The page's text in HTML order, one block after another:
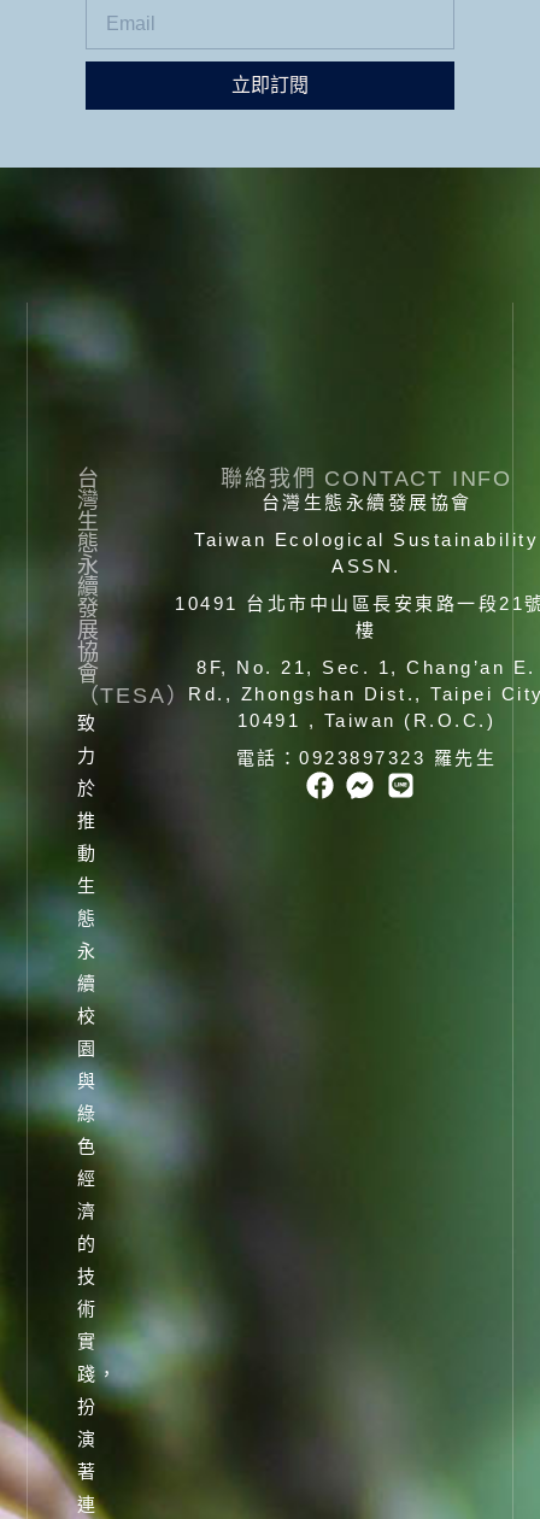
立即訂閱
台
灣
生
態
永
續
發
展
協
會
（TESA）
致
力
於
推
動
生
態
永
續
校
園
與
綠
色
經
濟
的
技
術
實
踐，
扮
演
著
連
聯絡我們 CONTACT INFO
台灣生態永續發展協會
Taiwan Ecological Sustainability
ASSN.
10491 台北市中山區長安東路一段21
樓
8F, No. 21, Sec. 1, Chang’an E.
Rd., Zhongshan Dist., Taipei
10491 , Taiwan (R.O.C.)
電話：0923897323 羅先生